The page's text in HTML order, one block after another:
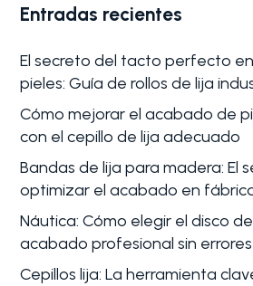
Entradas recientes
El secreto del tacto perfecto
pieles: Guía de rollos de lija
Cómo mejorar el acabado de
con el cepillo de lija adecuado
Bandas de lija para madera: El
optimizar el acabado en
Náutica: Cómo elegir el disco
acabado profesional sin errores
Cepillos lija: La herramienta